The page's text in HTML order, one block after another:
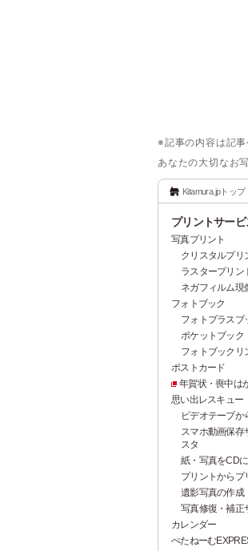
※記事の内容は記
あなたの大切なお
Kitamura.jpトップ
プリントサービ
写真プリント
クリスタルプリ
ラスタープリン
ネガフィルム現
フォトブック
フォトプラスブ
ポケットブック
フォトブックリ
ポストカード
年賀状・喪中は
思い出レスキュー
ビデオテープか
スマホ動画保存
スタ
紙・写真をCD
プリントからプ
遺影写真の作成
写真修復・補正
カレンダー
ぺたねーむ